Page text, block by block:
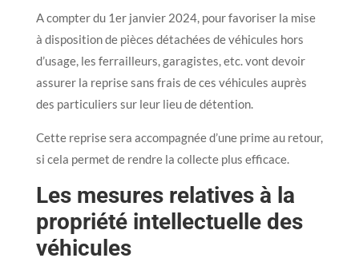
A compter du 1er janvier 2024, pour favoriser la mise
à disposition de pièces détachées de véhicules hors
d’usage, les ferrailleurs, garagistes, etc. vont devoir
assurer la reprise sans frais de ces véhicules auprès
des particuliers sur leur lieu de détention.
Cette reprise sera accompagnée d’une prime au retour,
si cela permet de rendre la collecte plus efficace.
Les mesures relatives à la
propriété intellectuelle des
véhicules